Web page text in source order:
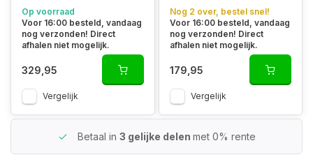
Op voorraad
Voor 16:00 besteld, vandaag
nog verzonden! Direct
afhalen niet mogelijk.
329,95
Vergelijk
Nog 2 over, bestel snel!
Voor 16:00 besteld, vandaag
nog verzonden! Direct
afhalen niet mogelijk.
179,95
Vergelijk
Betaal in 3 gelijke delen met 0% rente